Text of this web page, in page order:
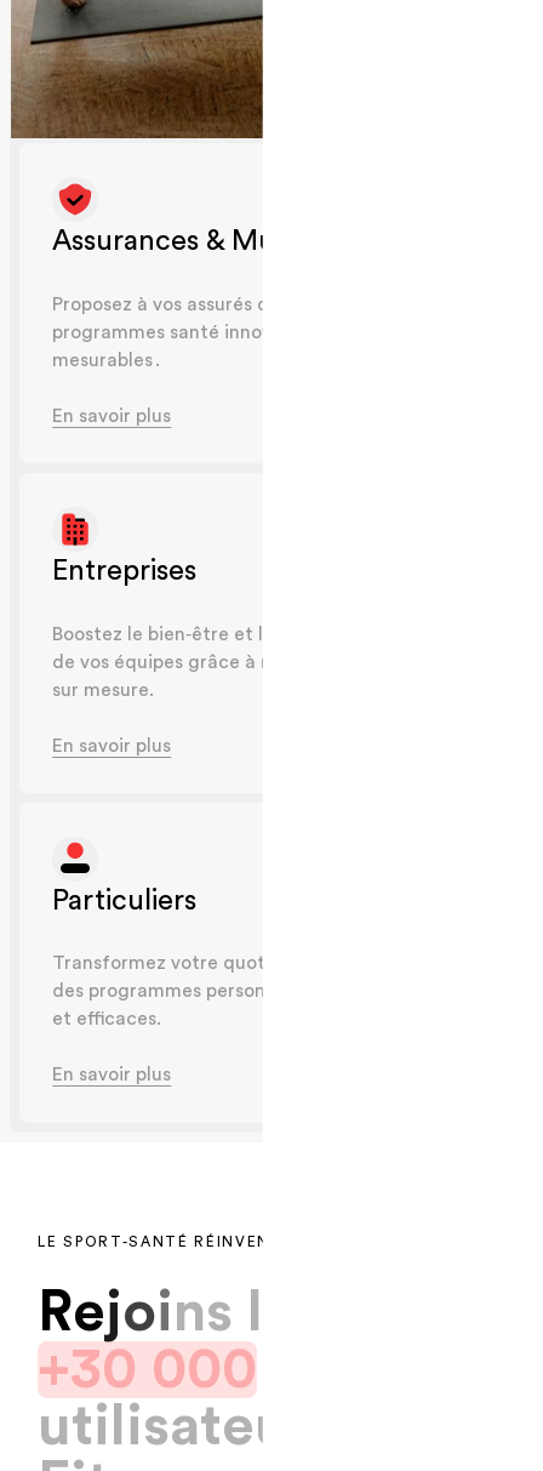
Assurances & Mutuelles
Proposez à vos assurés des
programmes santé innovants et
mesurables .
En savoir plus
Entreprises
Boostez le bien‑être et l’engagement
de vos équipes grâce à nos solutions
sur mesure.
En savoir plus
Particuliers
Transformez votre quotidien grâce à
des programmes personnalisés, simples
et efficaces.
En savoir plus
LE SPORT-SANTÉ RÉINVENTÉ POUR TOUS
Rejoins
+30 000
uti isateu